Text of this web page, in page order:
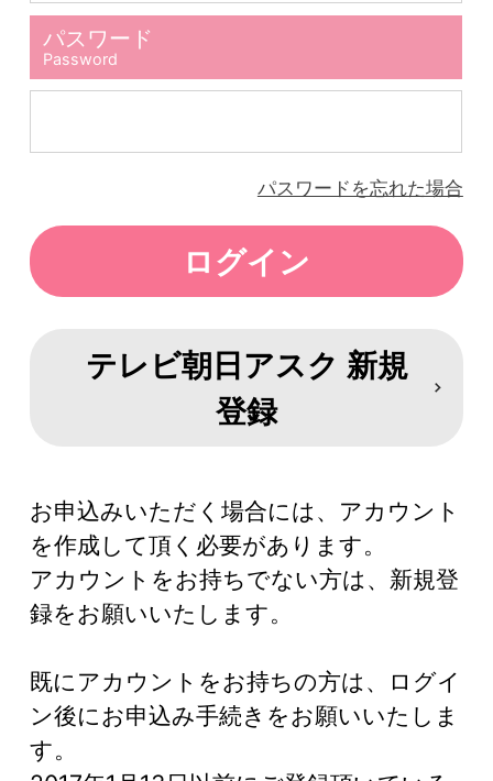
パスワード
Password
パスワードを忘れた場合
テレビ朝日アスク 新規
登録
お申込みいただく場合には、アカウント
を作成して頂く必要があります。
アカウントをお持ちでない方は、新規登
録をお願いいたします。
既にアカウントをお持ちの方は、ログイ
ン後にお申込み手続きをお願いいたしま
す。